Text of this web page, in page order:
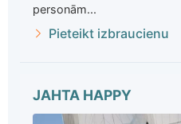
personām...
Pieteikt izbraucienu
JAHTA HAPPY